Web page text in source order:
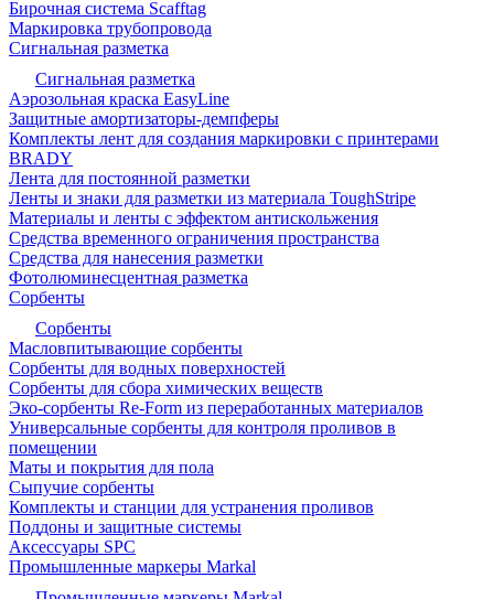
Бирочная система Scafftag
Маркировка трубопровода
Сигнальная разметка
Сигнальная разметка
Аэрозольная краска EasyLine
Защитные амортизаторы-демпферы
Комплекты лент для создания маркировки с принтерами
BRADY
Лента для постоянной разметки
Ленты и знаки для разметки из материала ToughStripe
Материалы и ленты с эффектом антискольжения
Средства временного ограничения пространства
Средства для нанесения разметки
Фотолюминесцентная разметка
Сорбенты
Сорбенты
Масловпитывающие сорбенты
Сорбенты для водных поверхностей
Сорбенты для сбора химических веществ
Эко-сорбенты Re-Form из переработанных материалов
Универсальные сорбенты для контроля проливов в
помещении
Маты и покрытия для пола
Сыпучие сорбенты
Комплекты и станции для устранения проливов
Поддоны и защитные системы
Аксессуары SPC
Промышленные маркеры Markal